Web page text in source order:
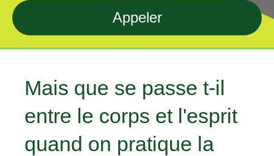
Appeler
Mais que se passe t-il
entre le corps et l'esprit
quand on pratique la